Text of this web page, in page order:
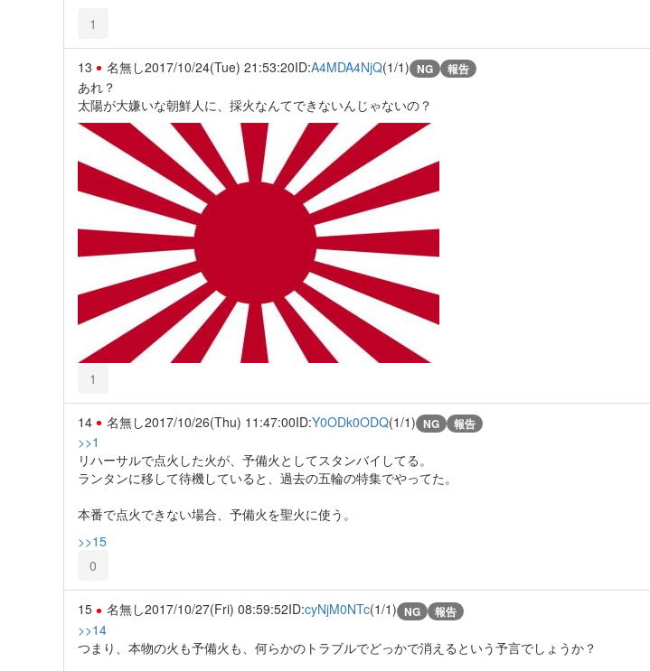
1
13 名無し2017/10/24(Tue) 21:53:20ID:A4MDA4NjQ(1/1) NG 報告
あれ？
太陽が大嫌いな朝鮮人に、採火なんてできないんじゃないの？
1
14 名無し2017/10/26(Thu) 11:47:00ID:Y0ODk0ODQ(1/1) NG 報告
>>1
リハーサルで点火した火が、予備火としてスタンバイしてる。
ランタンに移して待機していると、過去の五輪の特集でやってた。
本番で点火できない場合、予備火を聖火に使う。
>>15
0
15 名無し2017/10/27(Fri) 08:59:52ID:cyNjM0NTc(1/1) NG 報告
>>14
つまり、本物の火も予備火も、何らかのトラブルでどっかで消えるという予言でしょうか？